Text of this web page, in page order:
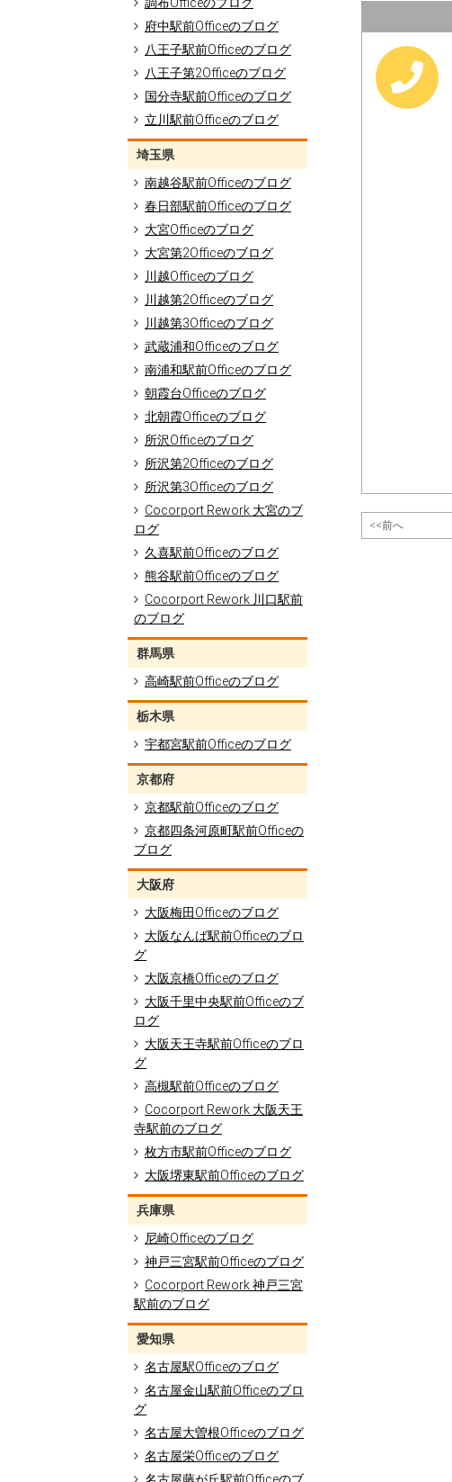
府中駅前Officeのブログ
八王子駅前Officeのブログ
八王子第2Officeのブログ
国分寺駅前Officeのブログ
立川駅前Officeのブログ
埼玉県
南越谷駅前Officeのブログ
春日部駅前Officeのブログ
大宮Officeのブログ
大宮第2Officeのブログ
川越Officeのブログ
川越第2Officeのブログ
川越第3Officeのブログ
武蔵浦和Officeのブログ
南浦和駅前Officeのブログ
朝霞台Officeのブログ
北朝霞Officeのブログ
所沢Officeのブログ
所沢第2Officeのブログ
所沢第3Officeのブログ
Cocorport Rework 大宮のブ
ログ
久喜駅前Officeのブログ
熊谷駅前Officeのブログ
Cocorport Rework 川口駅前
のブログ
群馬県
高崎駅前Officeのブログ
栃木県
宇都宮駅前Officeのブログ
京都府
京都駅前Officeのブログ
京都四条河原町駅前Officeの
ブログ
大阪府
大阪梅田Officeのブログ
大阪なんば駅前Officeのブロ
グ
大阪京橋Officeのブログ
大阪千里中央駅前Officeのブ
ログ
大阪天王寺駅前Officeのブロ
グ
高槻駅前Officeのブログ
Cocorport Rework 大阪天王
寺駅前のブログ
枚方市駅前Officeのブログ
大阪堺東駅前Officeのブログ
兵庫県
尼崎Officeのブログ
神戸三宮駅前Officeのブログ
Cocorport Rework 神戸三宮
駅前のブログ
愛知県
名古屋駅Officeのブログ
名古屋金山駅前Officeのブロ
グ
名古屋大曽根Officeのブログ
名古屋栄Officeのブログ
<<前へ